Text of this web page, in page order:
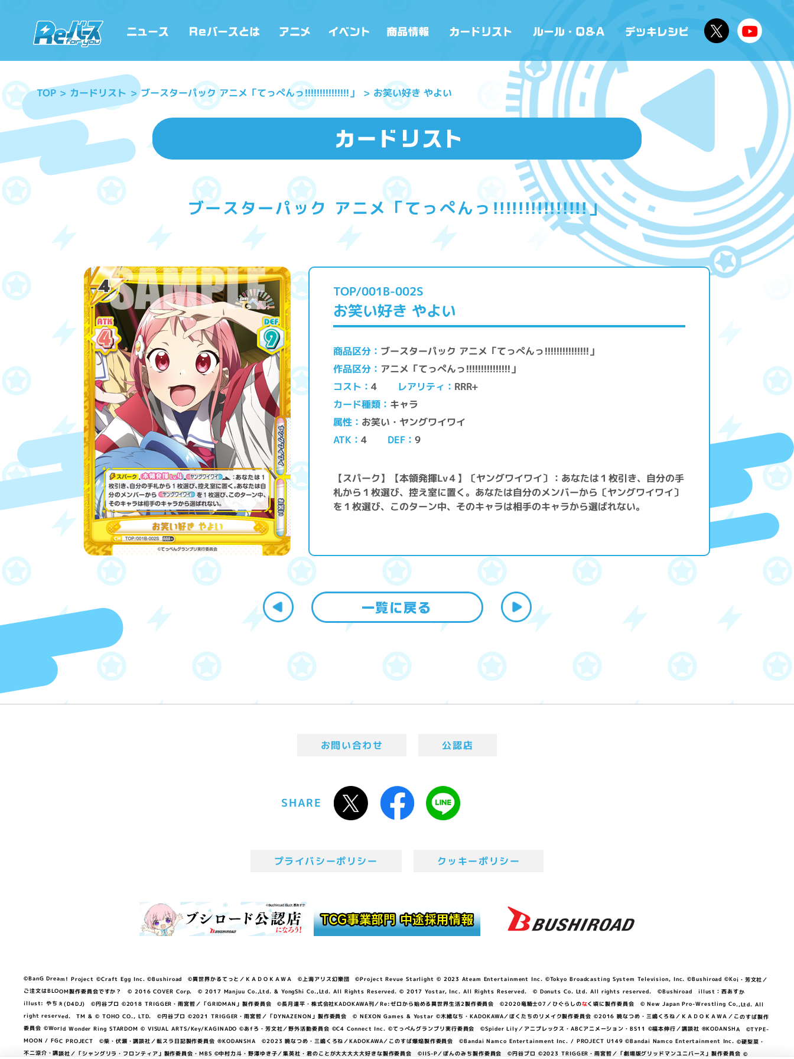
TOP カードリスト ブースターパック アニメ「てっぺんっ!!!!!!!!!!!!!!!」 お笑い好き やよい
ブースターパック アニメ「てっぺんっ!!!!!!!!!!!!!!!」
TOP/001B-002S
お笑い好き やよい
商品区分 ブースターパック アニメ「てっぺんっ!!!!!!!!!!!!!!!」
作品区分 アニメ「てっぺんっ!!!!!!!!!!!!!!!」
コスト 4 レアリティ RRR+
カード種類 キャラ
属性 お笑い・ヤングワイワイ
ATK 4 DEF 9
【スパーク】【本領発揮Lv４】〔ヤングワイワイ〕：あなたは１枚引き、自分の手
札から１枚選び、控え室に置く。あなたは自分のメンバーから〔ヤングワイワイ〕
を１枚選び、このターン中、そのキャラは相手のキャラから選ばれない。
お問い合わせ 公認店
SHARE
プライバシーポリシー クッキーポリシー
©BanG Dream! Project ©Craft Egg Inc. ©Bushiroad ©異世界かるてっと／ＫＡＤＯＫＡＷＡ ©上海アリス幻樂団 ©Project Revue Starlight © 2023 Ateam Entertainment Inc. ©Tokyo Broadcasting System Television, Inc. ©Bushiroad ©Koi・芳文社／
ご注文はBLOOM製作委員会ですか？ © 2016 COVER Corp. © 2017 Manjuu Co.,Ltd. & YongShi Co.,Ltd. All Rights Reserved. © 2017 Yostar, Inc. All Rights Reserved. © Donuts Co. Ltd. All rights reserved. ©Bushiroad illust：西あすか
illust: やちぇ(D4DJ) ©円谷プロ ©2018 TRIGGER・雨宮哲／「GRIDMAN」製作委員会 ©長月達平・株式会社KADOKAWA刊／Re:ゼロから始める異世界生活2製作委員会 ©2020竜騎士07／ひぐらしのなく頃に製作委員会 © New Japan Pro-Wrestling Co.,Ltd. All
right reserved. TM & © TOHO CO., LTD. ©円谷プロ ©2021 TRIGGER・雨宮哲／「DYNAZENON」製作委員会 © NEXON Games & Yostar ©木緒なち・KADOKAWA／ぼくたちのリメイク製作委員会 ©2016 暁なつめ・三嶋くろね／ＫＡＤＯＫＡＷＡ／このすば製作
委員会 ©World Wonder Ring STARDOM © VISUAL ARTS/Key/KAGINADO ©あfろ・芳文社／野外活動委員会 ©C4 Connect Inc. ©てっぺんグランプリ実行委員会 ©Spider Lily／アニプレックス・ABCアニメーション・BS11 ©福本伸行／講談社 ®KODANSHA ©TYPE-
MOON / FGC PROJECT ©柴・伏瀬・講談社／転スラ日記製作委員会 ®KODANSHA ©2023 暁なつめ・三嶋くろね／KADOKAWA／このすば爆焔製作委員会 ©Bandai Namco Entertainment Inc. / PROJECT U149 ©Bandai Namco Entertainment Inc. ©硬梨菜・
不二涼介・講談社／「シャングリラ・フロンティア」製作委員会・MBS ©中村力斗・野澤ゆき子／集英社・君のことが大大大大大好きな製作委員会 ©IIS-P／ぽんのみち製作委員会 ©円谷プロ ©2023 TRIGGER・雨宮哲／「劇場版グリッドマンユニバース」製作委員会 ©